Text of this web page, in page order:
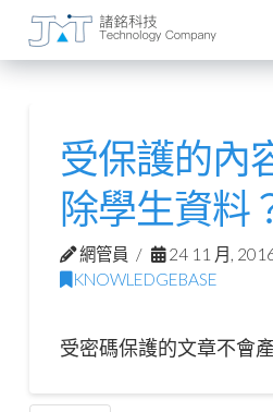
受保護的內
除學生資料
網管員
24 11 月,
KNOWLEDGEBASE
受密碼保護的文章不會